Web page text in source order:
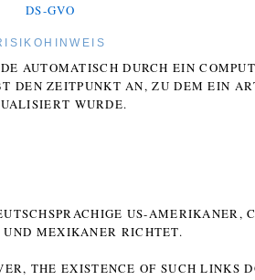
DS-GVO
AUTOMATISCH DURCH EIN
DEN ZEITPUNKT AN, ZU DEM EIN
WURDE.
US-AMERIKANER,
MEXIKANER RICHTET.
THE EXISTENCE OF SUCH LINKS